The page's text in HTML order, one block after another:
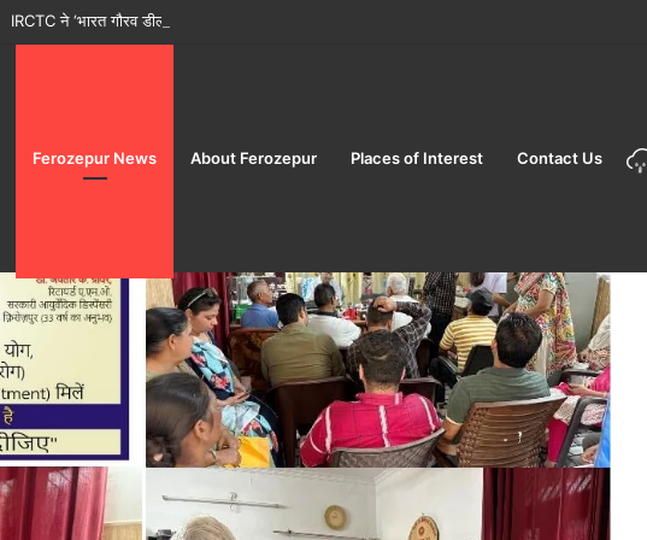
IRCTC ने ‘भारत गौरव डीलक्स AC टूरिस्ट ट्रेन’ पर शानदार ‘सप्त ज्योतिर्लिंग महायात्रा’ शुरू करने की घोषणा की
Ferozepur News About Ferozepur Places of Interest Contact Us